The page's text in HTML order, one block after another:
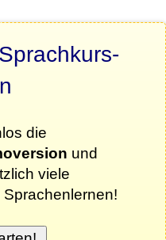
die
und
viele